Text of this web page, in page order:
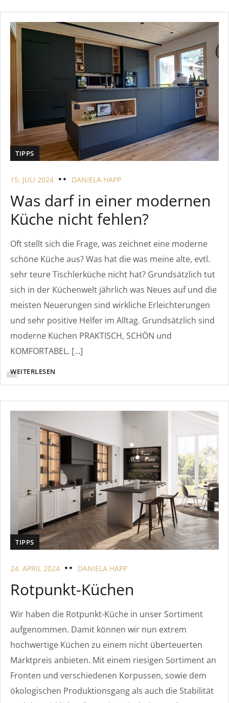
TIPPS
15. JULI 2024 DANIELA HAPP
Was darf in einer modernen
Küche nicht fehlen?
Oft stellt sich die Frage, was zeichnet eine moderne
schöne Küche aus? Was hat die was meine alte, evtl.
sehr teure Tischlerküche nicht hat? Grundsätzlich tut
sich in der Küchenwelt jährlich was Neues auf und die
meisten Neuerungen sind wirkliche Erleichterungen
und sehr positive Helfer im Alltag. Grundsätzlich sind
moderne Küchen PRAKTISCH, SCHÖN und
KOMFORTABEL. […]
WEITERLESEN
TIPPS
24. APRIL 2024 DANIELA HAPP
Rotpunkt-Küchen
Wir haben die Rotpunkt-Küche in unser Sortiment
aufgenommen. Damit können wir nun extrem
hochwertige Küchen zu einem nicht überteuerten
Marktpreis anbieten. Mit einem riesigen Sortiment an
Fronten und verschiedenen Korpussen, sowie dem
ökologischen Produktionsgang als auch die Stabilität